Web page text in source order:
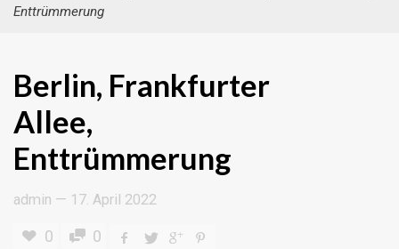
Enttrümmerung
Berlin, Frankfurter
Allee,
Enttrümmerung
admin — 17. April 2022
0 0